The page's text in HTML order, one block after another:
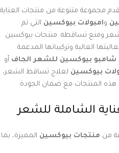
مجموعة متنوعة من منتجات العناية
وامبولات بيوكسين التي تم
ومنع تساقطه. منتجات بيوكسين
العالية وتركيباتها المدعمة
شامبو بيوكسين للشعر الجاف أو
بيوكسين لعلاج تساقط الشعر،
المنتجات مع ضمان الجودة
الشاملة للشعر
من منتجات بيوكسين المميزة، بما